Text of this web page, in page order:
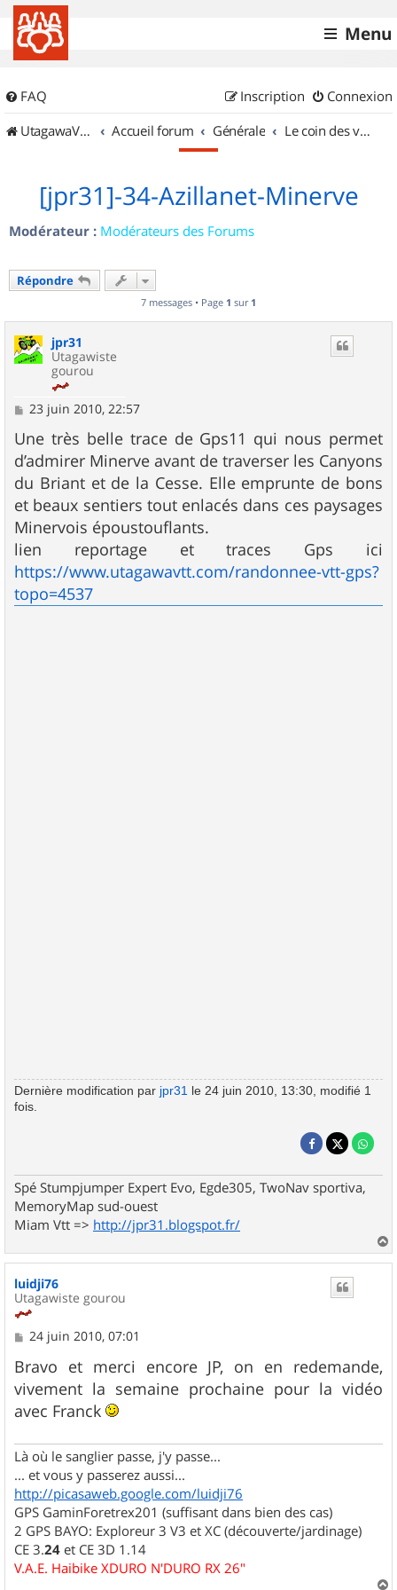
Menu
FAQ Connexion
Inscription
UtagawaVTT (Randos VTT et VTTAE avec traces GPS)
Accueil forum Générale Le coin des vidéastes
[jpr31]-34-Azillanet-Minerve
Modérateur : Modérateurs des Forums
Répondre
7 messages • Page 1 sur 1
jpr31
Utagawiste
gourou
M
s
s
a
g
e
23 juin 2010, 22:57
Une très belle trace de Gps11 qui nous permet
d’admirer Minerve avant de traverser les Canyons
du Briant et de la Cesse. Elle emprunte de bons
et beaux sentiers tout enlacés dans ces paysages
Minervois époustouflants.
lien reportage et traces Gps ici
https://www.utagawavtt.com/randonnee-vtt-gps?
topo=4537
Dernière modification par jpr31 le 24 juin 2010, 13:30, modifié 1
fois.
Spé Stumpjumper Expert Evo, Egde305, TwoNav sportiva,
MemoryMap sud-ouest
Miam Vtt => http://jpr31.blogspot.fr/
a
luidji76
Utagawiste gourou
M
s
s
a
g
e
24 juin 2010, 07:01
Bravo et merci encore JP, on en redemande,
vivement la semaine prochaine pour la vidéo
avec Franck
Là où le sanglier passe, j'y passe...
... et vous y passerez aussi...
http://picasaweb.google.com/luidji76
GPS GaminForetrex201 (suffisant dans bien des cas)
2 GPS BAYO: Exploreur 3 V3 et XC (découverte/jardinage)
CE 3.24 et CE 3D 1.14
V.A.E. Haibike XDURO N'DURO RX 26"